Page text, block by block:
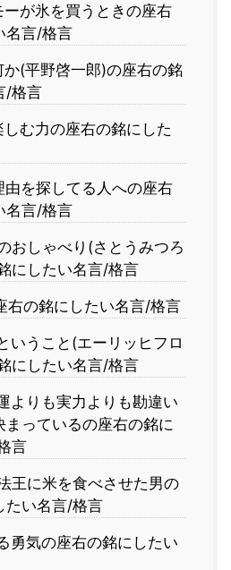
ーが氷を買うときの座右
名言/格言
か(平野啓一郎)の座右の銘
/格言
む力の座右の銘にした
由を探してる人への座右
名言/格言
おしゃべり(さとうみつろ
にしたい名言/格言
右の銘にしたい名言/格言
いうこと(エーリッヒフロ
にしたい名言/格言
よりも実力よりも勘違い
まっているの座右の銘に
言
王に米を食べさせた男の
たい名言/格言
勇気の座右の銘にしたい